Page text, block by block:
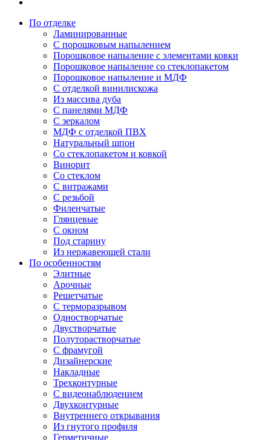
По отделке
Ламинированные
С порошковым напылением
Порошковое напыление с элементами ковки
Порошковое напыление со стеклопакетом
Порошковое напыление и МДФ
С отделкой винилискожа
Из массива дуба
С панелями МДФ
С зеркалом
МДФ с отделкой ПВХ
Натуральный шпон
Со стеклопакетом и ковкой
Винорит
Со стеклом
С витражами
С резьбой
Филенчатые
Глянцевые
С окном
Под старину
Из нержавеющей стали
По особенностям
Элитные
Арочные
Решетчатые
С терморазрывом
Одностворчатые
Двустворчатые
Полуторастворчатые
С фрамугой
Дизайнерские
Накладные
Трехконтурные
С видеонаблюдением
Двухконтурные
Внутреннего открывания
Из гнутого профиля
Герметичные